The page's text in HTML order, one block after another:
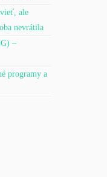
ale
nevrátila
–
programy a